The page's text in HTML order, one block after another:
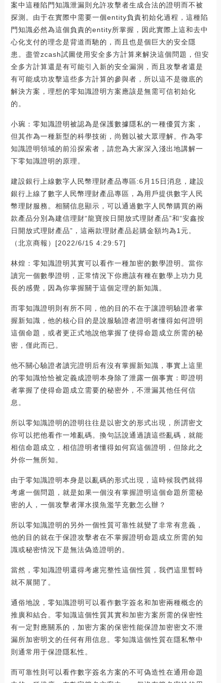
案中這種陷門知識泄漏則允許攻擊者生成合法的證明而不被
探測。由于在實際中需要一個entity負責初始化過程，這種陷
門知識必然為這個負責的entity所掌握，因此實際上這和去中
心化支付的理念是背道而馳的，而且也是個巨大的安全隱
患。盡管zcash試圖使用安全多方計算來解決這個問題，但安
全多方計算還是有可能引入新的安全漏洞，而且攻擊者還是
有可能成功攻擊這些多方計算的參與者，所以這不是徹底的
解決方案，理想的零知識證明方案應該是無需可信初始化
的。
小琬：零知識證明被認為是保護數據隱私的一種優質方案，
但其作為一種新型的科學技術，尚難以被大眾理解。作為零
知識證明領域的前沿探索者，請您為大家深入淺出地講解一
下零知識證明的原理。
建設銀行上線數字人民幣理財產品專區:6月15日消息，建設
銀行上線了數字人民幣理財產品專區，為用戶提供數字人民
幣理財服務。相關信息顯示，可以通過數字人民幣購買的兩
款產品分別為建信理財“龍寶按日開放式理財產品”和“安鑫按
日開放式理財產品”，這兩款理財產品起購金額均為1元。
（北京商報）[2022/6/15 4:29:57]
林煌：零知識證明其實可以看作一種加密的數學證明。當你
讀完一個數學證明，正常情況下你應該有種在數學上功力見
長的感覺，因為你掌握關于這個定理的新知識。
而零知識證明則有所不同，他的目的不在于讓證明驗證者掌
握新知識，他的核心目的是說服驗證者證明者懂得如何證明
這個命題，或者更正式地說他掌握了使得命題成立所需的秘
密，僅此而已。
他不關心驗證者讀完證明后有沒有掌握新知識，事實上這里
的零知識恰恰被定義成證明本身除了泄露一個事實：即證明
者掌握了使得命題成立需要的秘密外，不泄漏其他任何信
息。
所以零知識證明的證明往往是以密文的形式出現，所謂密文
你可以把他看作一堆亂碼。換句話說通過讀這些亂碼，就能
相信命題成立，相信證明者懂得如何寫這個證明，但除此之
外你一無所知。
由于零知識證明本身是以亂碼的形式出現，這時候我們就得
考慮一個問題，就是如果一個沒有掌握證明這個命題所需秘
密的人，一個攻擊者渾水摸魚濫竽充數怎么辦？
所以零知識證明的另外一個性質可靠性就變了非常有意義，
他的目的就在于保證攻擊者在不掌握證明命題成立所需的知
識或秘密情況下是無法偽造證明的。
當然，零知識證明還得考慮完整性這個性質，我們這里暫時
就不展開了。
通俗地說，零知識證明可以看作數字簽名和加密兩種概念的
推廣和結合。零知識這個性質其實和加密方案所需的保密性
有一定對應關系的，加密方案的保密性能保證加密密文不泄
漏所加密明文的任何有用信息。零知識這個性質在隱私幣中
則通常用于保證隱私性。
而可靠性則可以看作數字簽名方案的不可偽造性在通用命題